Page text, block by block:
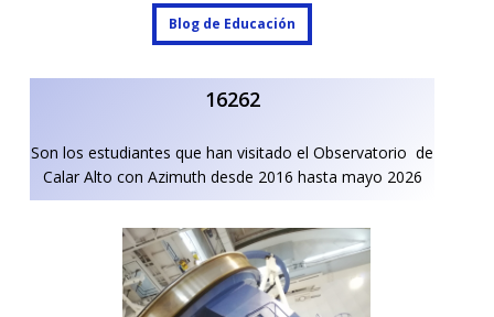
Blog de Educación
Blog de Educación
16262
Son los estudiantes que han visitado el Observatorio de
Calar Alto con Azimuth desde 2016 hasta mayo 2026